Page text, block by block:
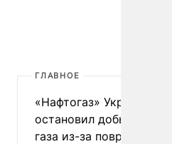
ГЛАВНОЕ
«Нафтогаз» Украины
остановил добычу
газа из-за повреждения